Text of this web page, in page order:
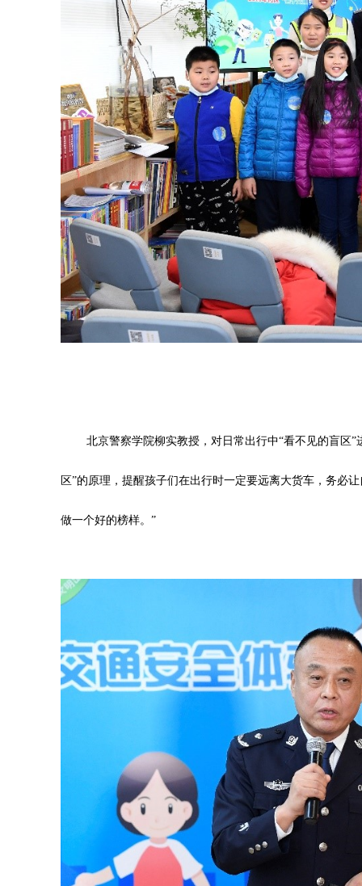
北京警察学院柳实教授，对日常出行中“看不见的盲区
区”的原理，提醒孩子们在出行时一定要远离大货车，务必
做一个好的榜样。”